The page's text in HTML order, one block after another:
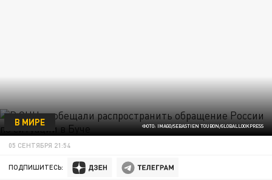
ФОТО: IMAGO/SEBASTIEN TOUBON/GLOBALLOOKPRESS
В МИРЕ
05 СЕНТЯБРЯ 21:54
ПОДПИШИТЕСЬ: